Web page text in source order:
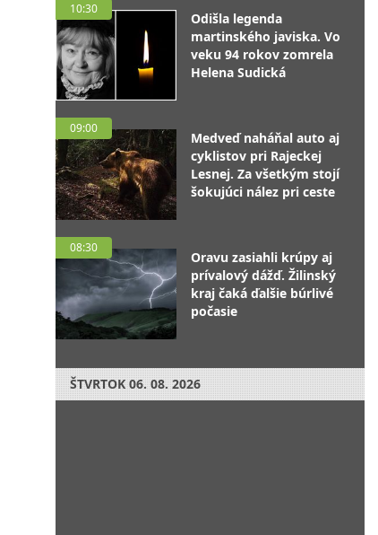
10:30
Odišla legenda
martinského javiska. Vo
veku 94 rokov zomrela
Helena Sudická
09:00
Medveď naháňal auto aj
cyklistov pri Rajeckej
Lesnej. Za všetkým stojí
šokujúci nález pri ceste
08:30
Oravu zasiahli krúpy aj
prívalový dážď. Žilinský
kraj čaká ďalšie búrlivé
počasie
ŠTVRTOK 06. 08. 2026